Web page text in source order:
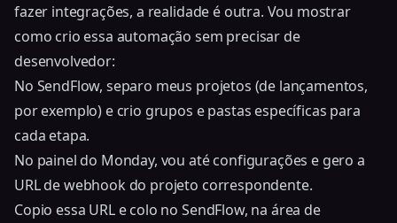
fazer integrações, a realidade é outra. Vou mostrar
como crio essa automação sem precisar de
desenvolvedor:
No SendFlow, separo meus projetos (de lançamentos,
por exemplo) e crio grupos e pastas específicas para
cada etapa.
No painel do Monday, vou até configurações e gero a
URL de webhook do projeto correspondente.
Copio essa URL e colo no SendFlow, na área de